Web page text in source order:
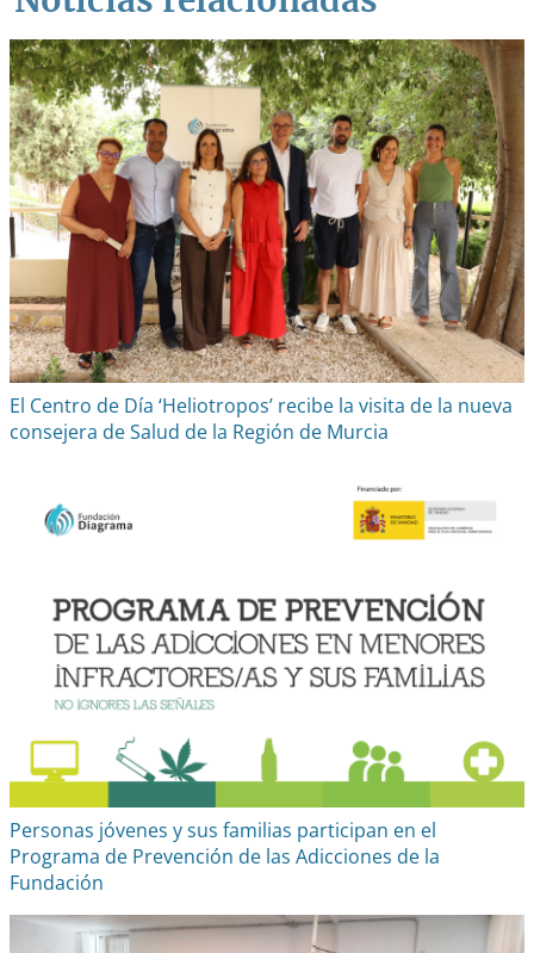
El Centro de Día ‘Heliotropos’ recibe la visita de la nueva
consejera de Salud de la Región de Murcia
Personas jóvenes y sus familias participan en el
Programa de Prevención de las Adicciones de la
Fundación